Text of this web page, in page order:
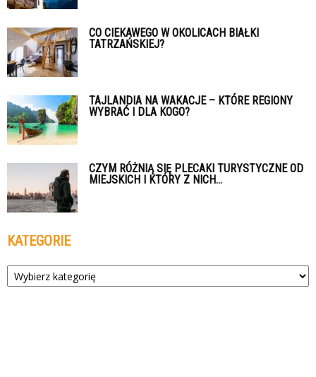
CO CIEKAWEGO W OKOLICACH BIAŁKI
TATRZAŃSKIEJ?
TAJLANDIA NA WAKACJE – KTÓRE REGIONY
WYBRAĆ I DLA KOGO?
CZYM RÓŻNIĄ SIĘ PLECAKI TURYSTYCZNE OD
MIEJSKICH I KTÓRY Z NICH...
KATEGORIE
Kategorie